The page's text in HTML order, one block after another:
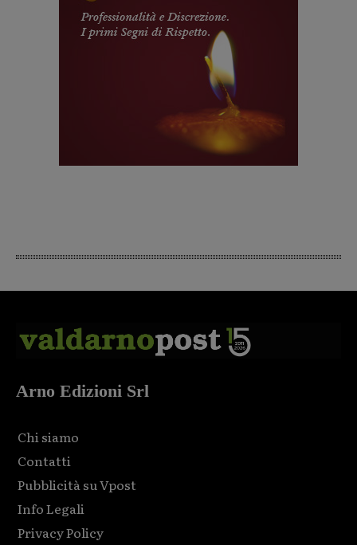
Arno Edizioni Srl
Chi siamo
Contatti
Pubblicità su Vpost
Info Legali
Privacy Policy